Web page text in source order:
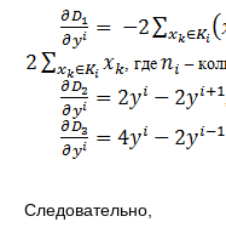
Следовательно,